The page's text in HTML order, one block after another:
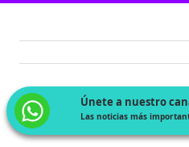
Únete a nuestro
Las noticias más